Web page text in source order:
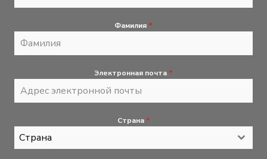
Фамилия *
Электронная почта *
Страна *
Страна